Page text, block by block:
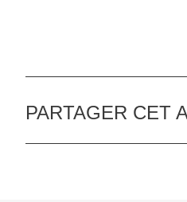
PARTAGER CET